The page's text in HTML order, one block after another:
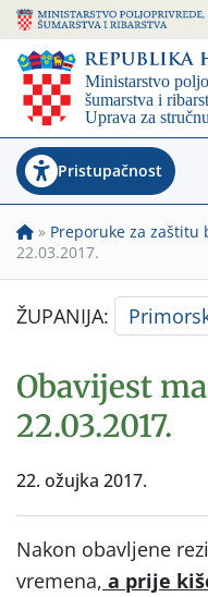
Pristupačnost
» Preporuke za zaštitu
22.03.2017.
ŽUPANIJA:
Obavijest
22.03.2017.
22. ožujka 2017.
Nakon obavljene
vremena, a prije